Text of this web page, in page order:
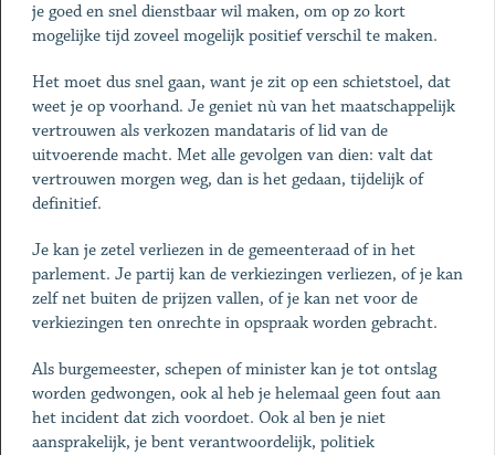
je goed en snel dienstbaar wil maken, om op zo kort
mogelijke tijd zoveel mogelijk positief verschil te maken.
Het moet dus snel gaan, want je zit op een schietstoel, dat
weet je op voorhand. Je geniet nù van het maatschappelijk
vertrouwen als verkozen mandataris of lid van de
uitvoerende macht. Met alle gevolgen van dien: valt dat
vertrouwen morgen weg, dan is het gedaan, tijdelijk of
definitief.
Je kan je zetel verliezen in de gemeenteraad of in het
parlement. Je partij kan de verkiezingen verliezen, of je kan
zelf net buiten de prijzen vallen, of je kan net voor de
verkiezingen ten onrechte in opspraak worden gebracht.
Als burgemeester, schepen of minister kan je tot ontslag
worden gedwongen, ook al heb je helemaal geen fout aan
het incident dat zich voordoet. Ook al ben je niet
aansprakelijk, je bent verantwoordelijk, politiek